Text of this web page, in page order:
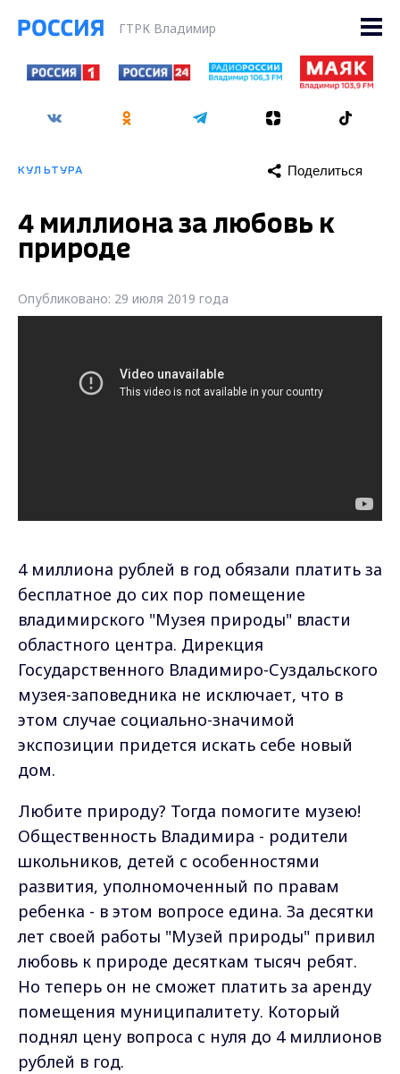
ГТРК Владимир
КУЛЬТУРА Поделиться
4 миллиона за любовь к
природе
Опубликовано: 29 июля 2019 года
4 миллиона рублей в год обязали платить за
бесплатное до сих пор помещение
владимирского "Музея природы" власти
областного центра. Дирекция
Государственного Владимиро-Суздальского
музея-заповедника не исключает, что в
этом случае социально-значимой
экспозиции придется искать себе новый
дом.
Любите природу? Тогда помогите музею!
Общественность Владимира - родители
школьников, детей с особенностями
развития, уполномоченный по правам
ребенка - в этом вопросе едина. За десятки
лет своей работы "Музей природы" привил
любовь к природе десяткам тысяч ребят.
Но теперь он не сможет платить за аренду
помещения муниципалитету. Который
поднял цену вопроса с нуля до 4 миллионов
рублей в год.